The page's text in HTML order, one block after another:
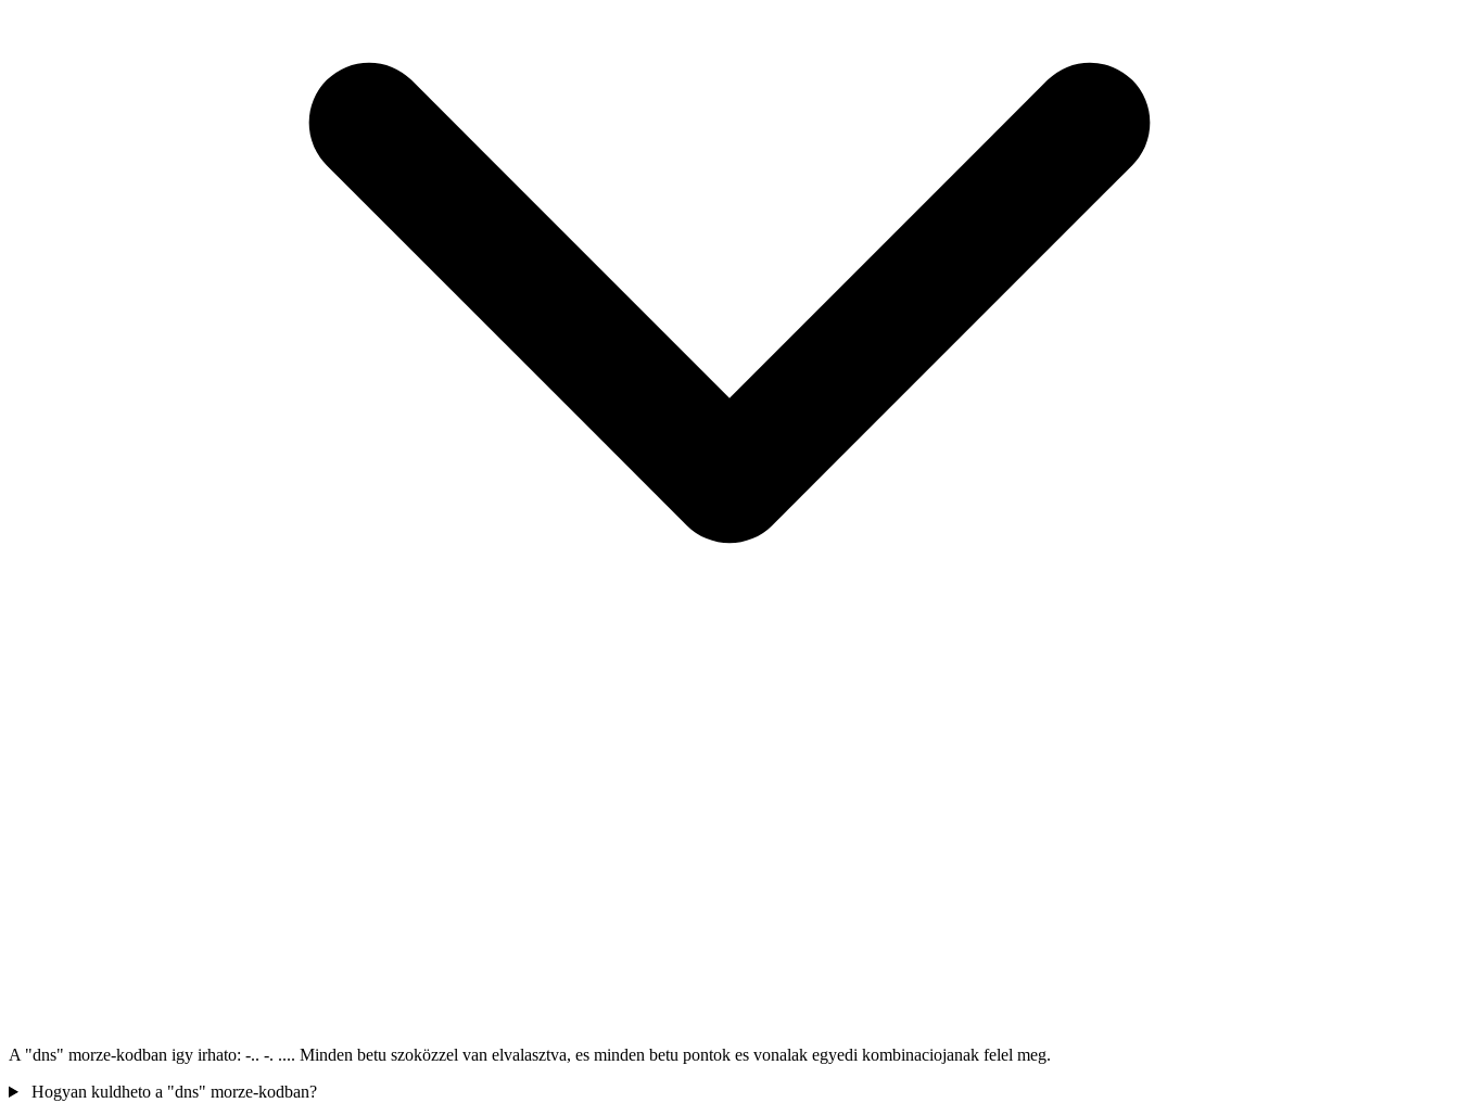
A "dns" morze-kodban igy irhato: -.. -. .... Minden betu szoközzel van elvalasztva, es minden betu pontok es vonalak egyedi kombinaciojanak felel meg.
Hogyan kuldheto a "dns" morze-kodban?